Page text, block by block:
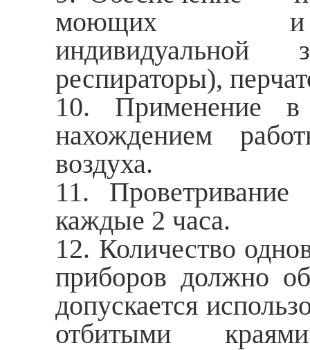
моющих и
респираторы),
10. Применение
нахождением
воздуха.
11.
каждые 2 часа.
12. Количество
приборов должно
допускается
отбитыми